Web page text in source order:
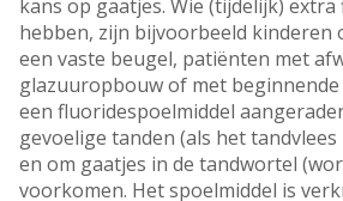
kans op gaatjes. Wie (tijdelijk)
hebben, zijn bijvoorbeeld kinderen
een vaste beugel, patiënten met
glazuuropbouw of met
een fluoridespoelmiddel
gevoelige tanden (als het
en om gaatjes in de tandwortel
voorkomen. Het spoelmiddel is